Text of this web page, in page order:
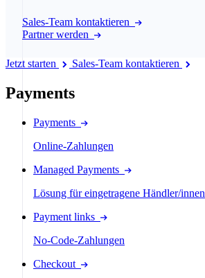
Sales-Team kontaktieren
Partner werden
Jetzt starten Sales-Team kontaktieren
Payments
Payments
Online-Zahlungen
Managed Payments
Lösung für eingetragene Händler/innen
Payment links
No-Code-Zahlungen
Checkout